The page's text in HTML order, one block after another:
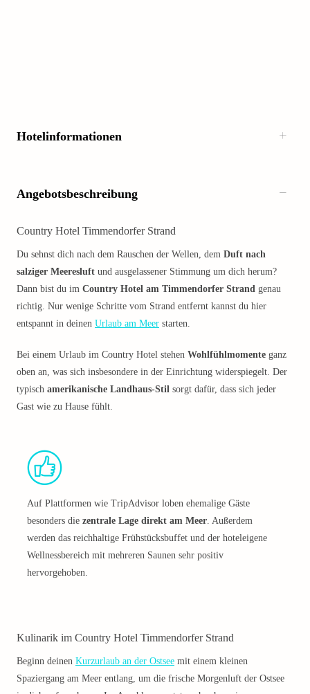
Hotelinformationen
Angebotsbeschreibung
Country Hotel Timmendorfer Strand
Du sehnst dich nach dem Rauschen der Wellen, dem Duft nach
salziger Meeresluft und ausgelassener Stimmung um dich herum?
Dann bist du im Country Hotel am Timmendorfer Strand genau
richtig. Nur wenige Schritte vom Strand entfernt kannst du hier
entspannt in deinen Urlaub am Meer starten.
Bei einem Urlaub im Country Hotel stehen Wohlfühlmomente ganz
oben an, was sich insbesondere in der Einrichtung widerspiegelt. Der
typisch amerikanische Landhaus-Stil sorgt dafür, dass sich jeder
Gast wie zu Hause fühlt.
Auf Plattformen wie TripAdvisor loben ehemalige Gäste
besonders die zentrale Lage direkt am Meer. Außerdem
werden das reichhaltige Frühstücksbuffet und der hoteleigene
Wellnessbereich mit mehreren Saunen sehr positiv
hervorgehoben.
Kulinarik im Country Hotel Timmendorfer Strand
Beginn deinen Kurzurlaub an der Ostsee mit einem kleinen
Spaziergang am Meer entlang, um die frische Morgenluft der Ostsee